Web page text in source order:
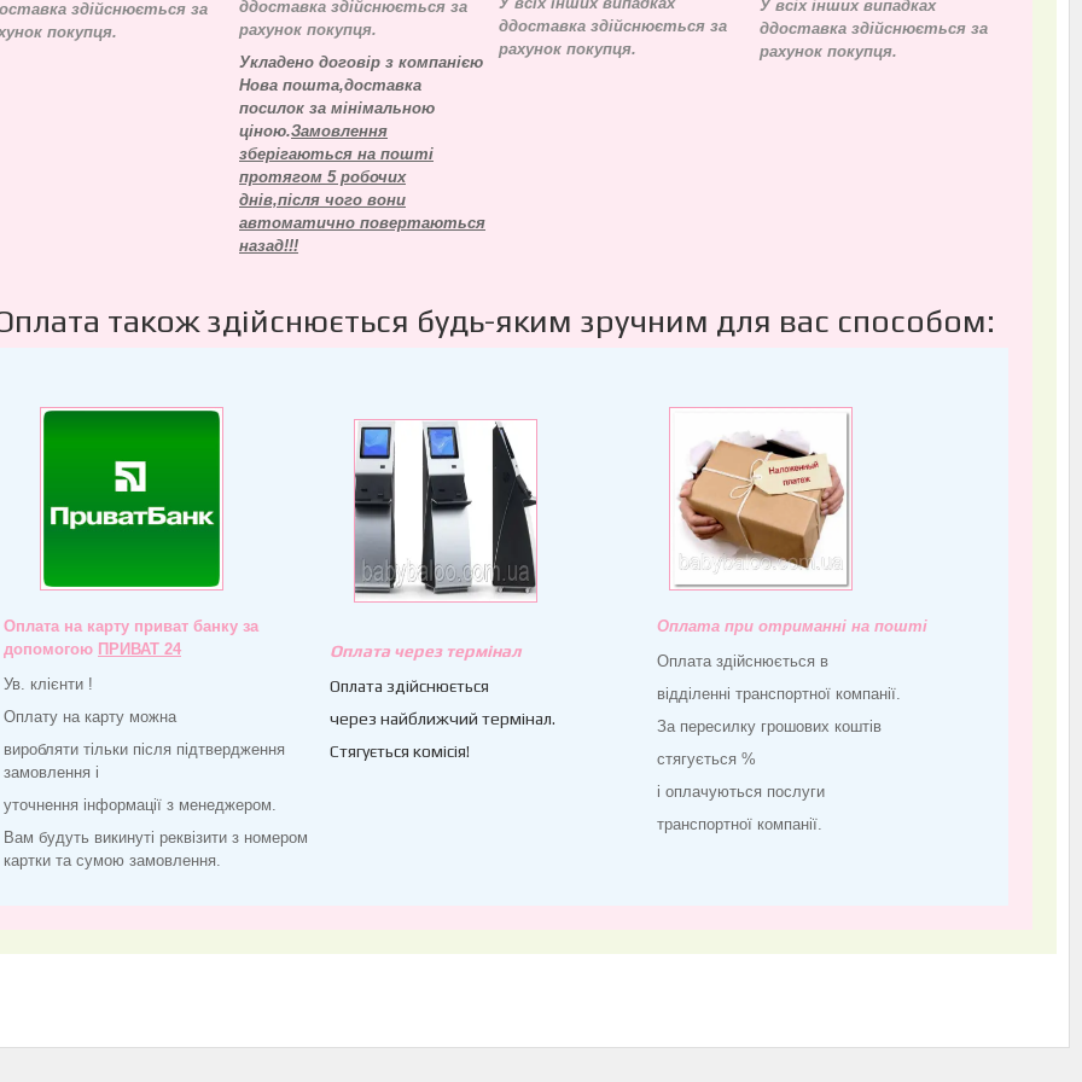
здійснюється за
покупця.
ддоставка здійснюється за
рахунок покупця.
Укладено договір з компанією
Нова пошта,доставка
посилок за мінімальною
ціною.Замовлення
зберігаються на пошті
протягом 5 робочих
днів,після чого вони
автоматично повертаються
назад!!!
ддоставка здійснюється за
рахунок покупця.
У всіх інших випадках
ддоставка здійснюється за
рахунок покупця.
також здійснюється будь-яким зручним для вас способом:
Оплата на карту приват банку за
допомогою ПРИВАТ 24
Ув. клієнти !
Оплату на карту можна
виробляти тільки після підтвердження
замовлення і
уточнення інформації з менеджером.
Вам будуть викинуті реквізити з номером
картки та сумою замовлення.
Оплата через термінал
Оплата здійснюється
через найближчий термінал.
Стягується комісія!
Оплата при отриманні на пошті
Оплата здійснюється в
відділенні транспортної компанії.
За пересилку грошових коштів
стягується %
і оплачуються послуги
транспортної компанії.